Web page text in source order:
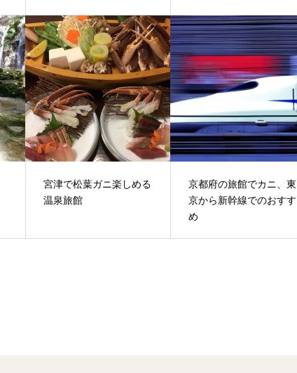
宮津で松葉ガニ楽しめる
温泉旅館
京都府の旅館でカニ、東
京から新幹線でのおすす
め